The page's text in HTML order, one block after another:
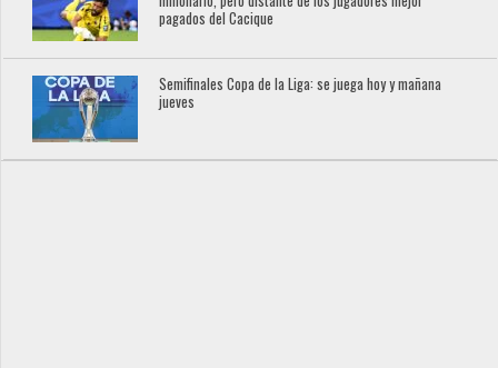
pagados del Cacique
Semifinales Copa de la Liga: se juega hoy y mañana
jueves